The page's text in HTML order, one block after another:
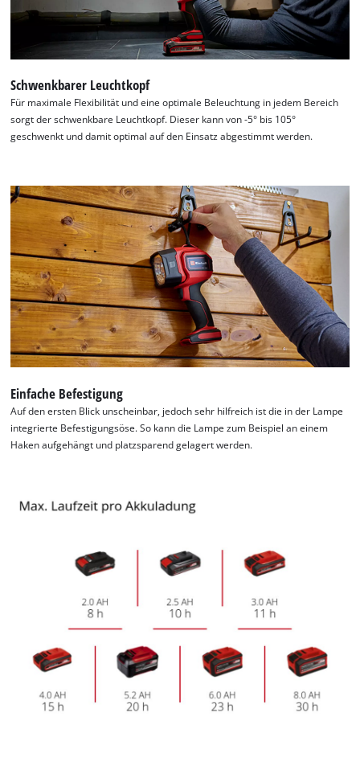
Wir benötigen deine Zustimmung, um
Google Maps laden zu können!
to trackers that are not disclosed to the
Platform
Schwenkbarer Leuchtkopf
Für maximale Flexibilität und eine optimale Beleuchtung in jedem Bereich
sorgt der schwenkbare Leuchtkopf. Dieser kann von -5° bis 105°
geschwenkt und damit optimal auf den Einsatz abgestimmt werden.
Einfache Befestigung
Auf den ersten Blick unscheinbar, jedoch sehr hilfreich ist die in der Lampe
integrierte Befestigungsöse. So kann die Lampe zum Beispiel an einem
Haken aufgehängt und platzsparend gelagert werden.